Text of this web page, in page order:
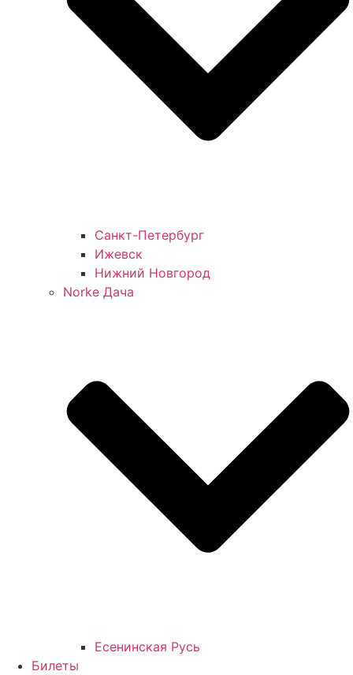
Санкт-Петербург
Ижевск
Нижний Новгород
Norke Дача
Есенинская Русь
Билеты